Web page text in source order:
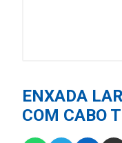
ENXADA
COM CABO